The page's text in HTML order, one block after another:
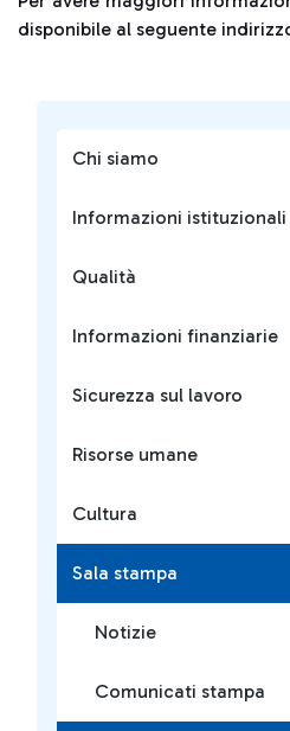
Chi siamo
Informazioni istituzionali
Qualità
Informazioni finanziarie
Sicurezza sul lavoro
Risorse umane
Cultura
Sala stampa
Notizie
Comunicati stampa
disponibile al seguente